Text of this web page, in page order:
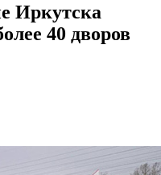
Иркутска
40 дворов